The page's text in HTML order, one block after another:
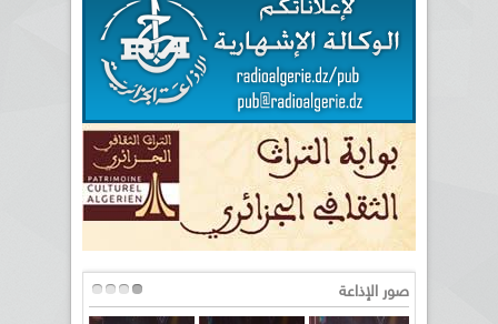
صور الإذاعة